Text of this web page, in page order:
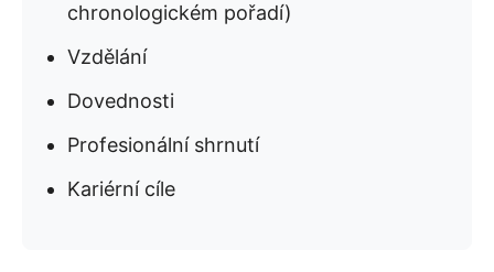
chronologickém pořadí)
Vzdělání
Dovednosti
Profesionální shrnutí
Kariérní cíle